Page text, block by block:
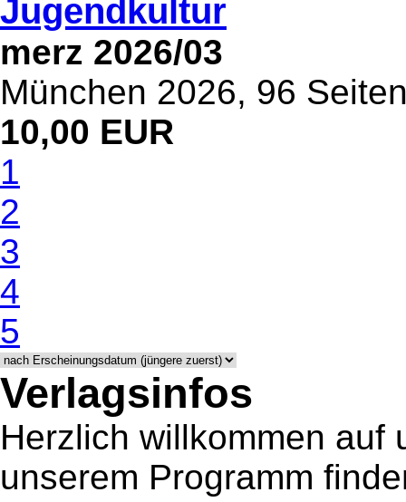
Jugendkultur
merz 2026/03
München 2026, 96
10,00 EUR
1
2
3
4
5
Verlagsinfos
Herzlich willkommen auf
unserem Programm